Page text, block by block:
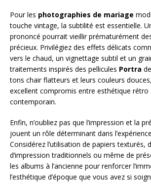
Pour les photographies de mariage
touche vintage, la subtilité est essentielle.
prononcé pourrait vieillir prématurément
précieux. Privilégiez des effets délicats
vers le chaud, un vignettage subtil et un
traitements inspirés des pellicules Portra
tons chair flatteurs et leurs couleurs
excellent compromis entre esthétique rétro
contemporain.
Enfin, n’oubliez pas que l’impression et la
jouent un rôle déterminant dans
Considérez l’utilisation de papiers texturés,
d’impression traditionnels ou même de
les albums à l’ancienne pour renforcer
l’esthétique d’époque que vous avez si